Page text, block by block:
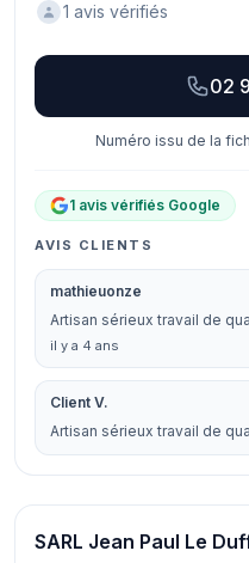
1 avis vérifiés
02
Numéro issu de la
1 avis vérifiés Google
AVIS CLIENTS
mathieuonze
Artisan sérieux travail de
il y a 4 ans
Client V.
Artisan sérieux travail de
SARL Jean Paul Le